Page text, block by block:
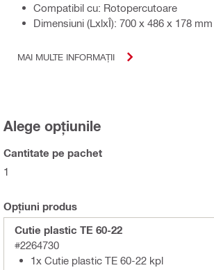
Compatibil cu: Rotopercutoare
Dimensiuni (LxlxÎ): 700 x 486 x 178 mm
MAI MULTE INFORMAȚII
Alege opțiunile
Cantitate pe pachet
1
Opțiuni produs
Cutie plastic TE 60-22
#2264730
1x Cutie plastic TE 60-22 kpl